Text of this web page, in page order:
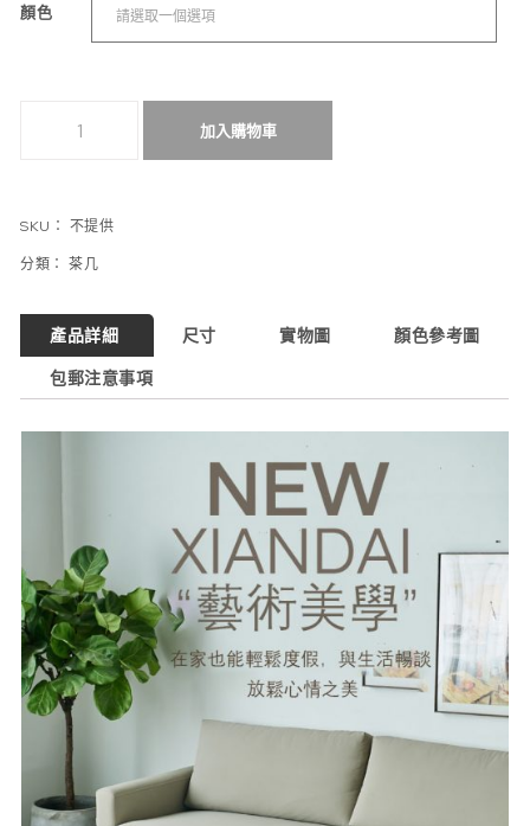
顏色
加入購物車
SKU： 不提供
分類：茶几
產品詳細 尺寸 實物圖
顏色參考圖
包郵注意事項